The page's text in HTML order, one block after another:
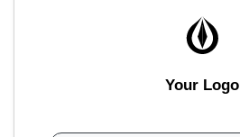
Your Logo